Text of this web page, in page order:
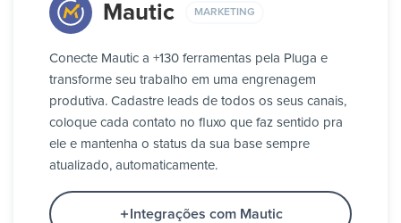
Mautic MARKETING
Conecte Mautic a +130 ferramentas pela Pluga e
transforme seu trabalho em uma engrenagem
produtiva. Cadastre leads de todos os seus canais,
coloque cada contato no fluxo que faz sentido pra
ele e mantenha o status da sua base sempre
atualizado, automaticamente.
Integrações com Mautic